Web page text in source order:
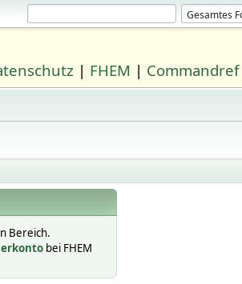
| FHEM | Commandref
Bereich.
bei FHEM